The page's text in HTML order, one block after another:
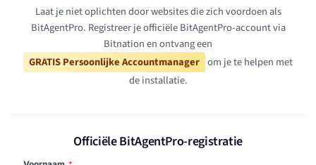
Laat je niet oplichten door websites die zich voordoen als
BitAgentPro. Registreer je officiële BitAgentPro-account via
Bitnation en ontvang een
GRATIS Persoonlijke Accountmanager om je te helpen met
de installatie.
Officiële BitAgentPro-registratie